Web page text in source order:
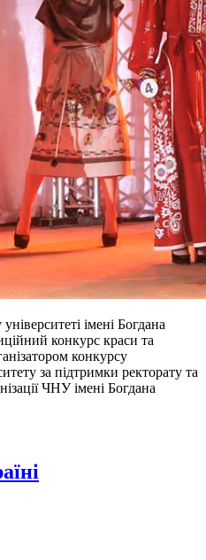
імені Богдана
конкурс краси та
конкурсу
за підтримки ректорату та
ЧНУ імені Богдана